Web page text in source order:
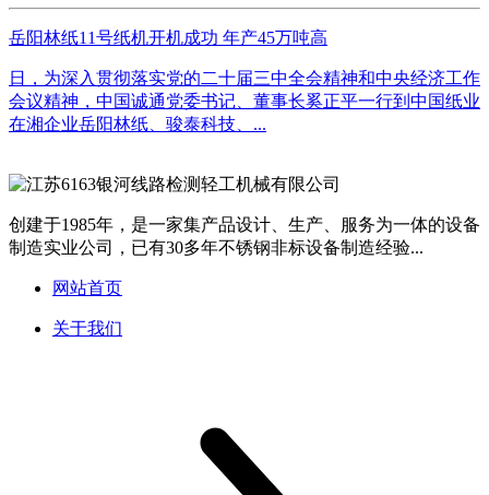
岳阳林纸11号纸机开机成功 年产45万吨高
日，为深入贯彻落实党的二十届三中全会精神和中央经济工作
会议精神，中国诚通党委书记、董事长奚正平一行到中国纸业
在湘企业岳阳林纸、骏泰科技、...
创建于1985年，是一家集产品设计、生产、服务为一体的设备
制造实业公司，已有30多年不锈钢非标设备制造经验...
网站首页
关于我们